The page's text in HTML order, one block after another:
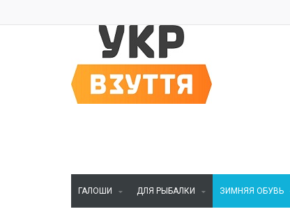
ГАЛОШИ ДЛЯ РЫБАЛКИ ЗИМНЯЯ ОБУВЬ